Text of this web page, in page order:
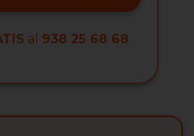
al 938 25 68 68